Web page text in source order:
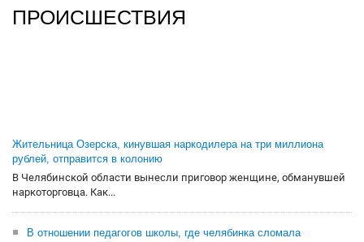
ПРОИСШЕСТВИЯ
Жительница Озерска, кинувшая наркодилера на три миллиона
рублей, отправится в колонию
В Челябинской области вынесли приговор женщине, обманувшей
наркоторговца. Как...
В отношении педагогов школы, где челябинка сломала